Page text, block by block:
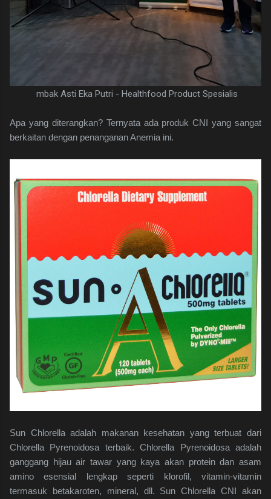
mbak Asti Eka Putri - Healthfood Product Spesialis
Apa yang diterangkan? Ternyata ada produk CNI yang sangat
berkaitan dengan penanganan Anemia ini.
Sun Chlorella adalah makanan kesehatan yang terbuat dari
Chlorella Pyrenoidosa terbaik. Chlorella Pyrenoidosa adalah
ganggang hijau air tawar yang kaya akan protein dan asam
amino esensial lengkap seperti klorofil, vitamin-vitamin
termasuk betakaroten, mineral, dll. Sun Chlorella CNI akan